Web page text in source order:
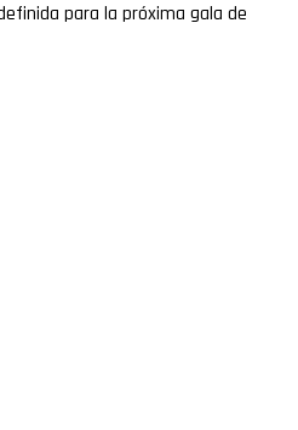
para la próxima gala de